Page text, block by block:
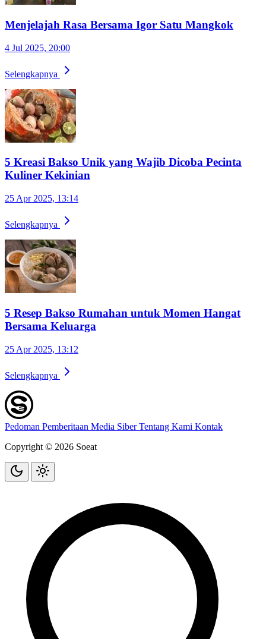
Menjelajah Rasa Bersama Igor Satu Mangkok
4 Jul 2025, 20:00
Selengkapnya
5 Kreasi Bakso Unik yang Wajib Dicoba Pecinta
Kuliner Kekinian
25 Apr 2025, 13:14
Selengkapnya
5 Resep Bakso Rumahan untuk Momen Hangat
Bersama Keluarga
25 Apr 2025, 13:12
Selengkapnya
Pedoman Pemberitaan Media SiberTentang Kami Kontak
Copyright © 2026 Soeat